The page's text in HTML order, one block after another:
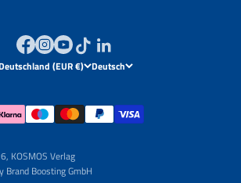
Deutschland (EUR €) Deutsch
KOSMOS Verlag
Brand Boosting GmbH